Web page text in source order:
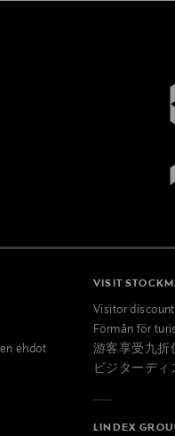
ehdot
VISIT
Visitor discount
Förmån för
游客享受九折
ビジターディ
LINDEX